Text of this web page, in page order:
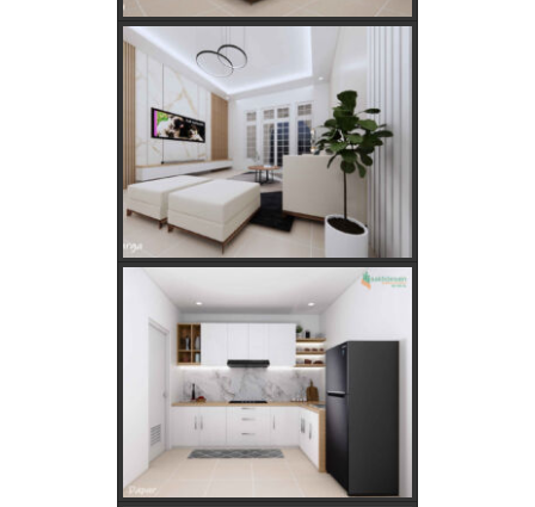
Hitungan Jawa
Keajaiban Lukisan Panen Padi dalam Feng Shui
Mimpi Tikus Masuk Rumah: Apa Makna Sebenarnya?
Fungsi dan Ukuran MCB dalam Sistem Kelistrikan
Apakah Feng Shui Buruk Jika Memiliki Tanaman Hias Palsu?
Golongan Tarif Listrik PLN dan Cara Mengecek Daya Listrik di
Kebutuhan Listrik anda Besar perlu Daya Listrik PLN 3 Phase!